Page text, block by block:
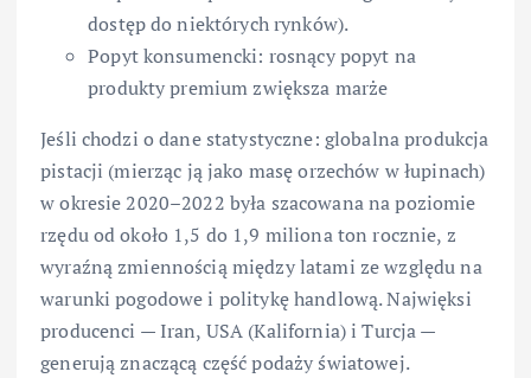
dostęp do niektórych rynków).
Popyt konsumencki: rosnący popyt na
produkty premium zwiększa marże
Jeśli chodzi o dane statystyczne: globalna produkcja
pistacji (mierząc ją jako masę orzechów w łupinach)
w okresie 2020–2022 była szacowana na poziomie
rzędu od około 1,5 do 1,9 miliona ton rocznie, z
wyraźną zmiennością między latami ze względu na
warunki pogodowe i politykę handlową. Najwięksi
producenci — Iran, USA (Kalifornia) i Turcja —
generują znaczącą część podaży światowej.